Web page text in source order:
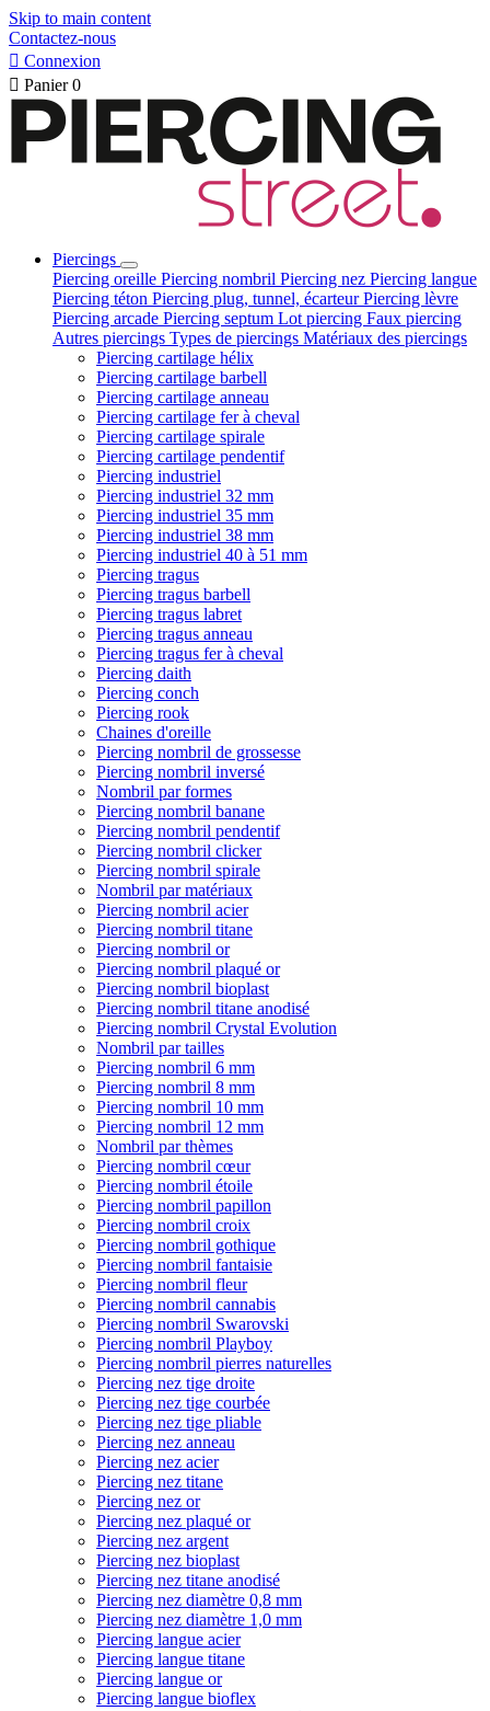
Skip to main content
Contactez-nous
 Connexion
 Panier 0
Piercings
Piercing oreille Piercing nombril Piercing nez Piercing langue
Piercing téton Piercing plug, tunnel, écarteurPiercing lèvre
Piercing arcade Piercing septum Lot piercing Faux piercing
Autres piercings Types de piercings Matériaux des piercings
Piercing cartilage hélix
Piercing cartilage barbell
Piercing cartilage anneau
Piercing cartilage fer à cheval
Piercing cartilage spirale
Piercing cartilage pendentif
Piercing industriel
Piercing industriel 32 mm
Piercing industriel 35 mm
Piercing industriel 38 mm
Piercing industriel 40 à 51 mm
Piercing tragus
Piercing tragus barbell
Piercing tragus labret
Piercing tragus anneau
Piercing tragus fer à cheval
Piercing daith
Piercing conch
Piercing rook
Chaines d'oreille
Piercing nombril de grossesse
Piercing nombril inversé
Nombril par formes
Piercing nombril banane
Piercing nombril pendentif
Piercing nombril clicker
Piercing nombril spirale
Nombril par matériaux
Piercing nombril acier
Piercing nombril titane
Piercing nombril or
Piercing nombril plaqué or
Piercing nombril bioplast
Piercing nombril titane anodisé
Piercing nombril Crystal Evolution
Nombril par tailles
Piercing nombril 6 mm
Piercing nombril 8 mm
Piercing nombril 10 mm
Piercing nombril 12 mm
Nombril par thèmes
Piercing nombril cœur
Piercing nombril étoile
Piercing nombril papillon
Piercing nombril croix
Piercing nombril gothique
Piercing nombril fantaisie
Piercing nombril fleur
Piercing nombril cannabis
Piercing nombril Swarovski
Piercing nombril Playboy
Piercing nombril pierres naturelles
Piercing nez tige droite
Piercing nez tige courbée
Piercing nez tige pliable
Piercing nez anneau
Piercing nez acier
Piercing nez titane
Piercing nez or
Piercing nez plaqué or
Piercing nez argent
Piercing nez bioplast
Piercing nez titane anodisé
Piercing nez diamètre 0,8 mm
Piercing nez diamètre 1,0 mm
Piercing langue acier
Piercing langue titane
Piercing langue or
Piercing langue bioflex